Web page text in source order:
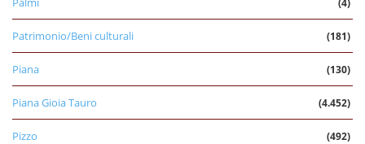
(4)
Patrimonio/Beni culturali (181)
Piana (130)
Piana Gioia Tauro (4.452)
Pizzo (492)